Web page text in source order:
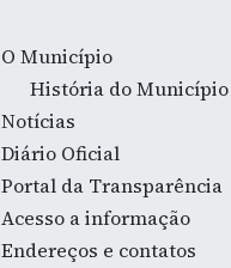
O Município
História do Município
Notícias
Diário Oficial
Portal da Transparência
Acesso a informação
Endereços e contatos